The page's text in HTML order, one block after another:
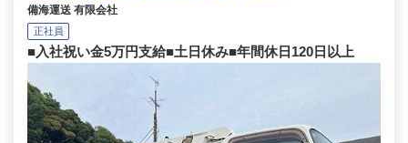
備海運送 有限会社
正社員
■入社祝い金5万円支給■土日休み■年間休日120日以上